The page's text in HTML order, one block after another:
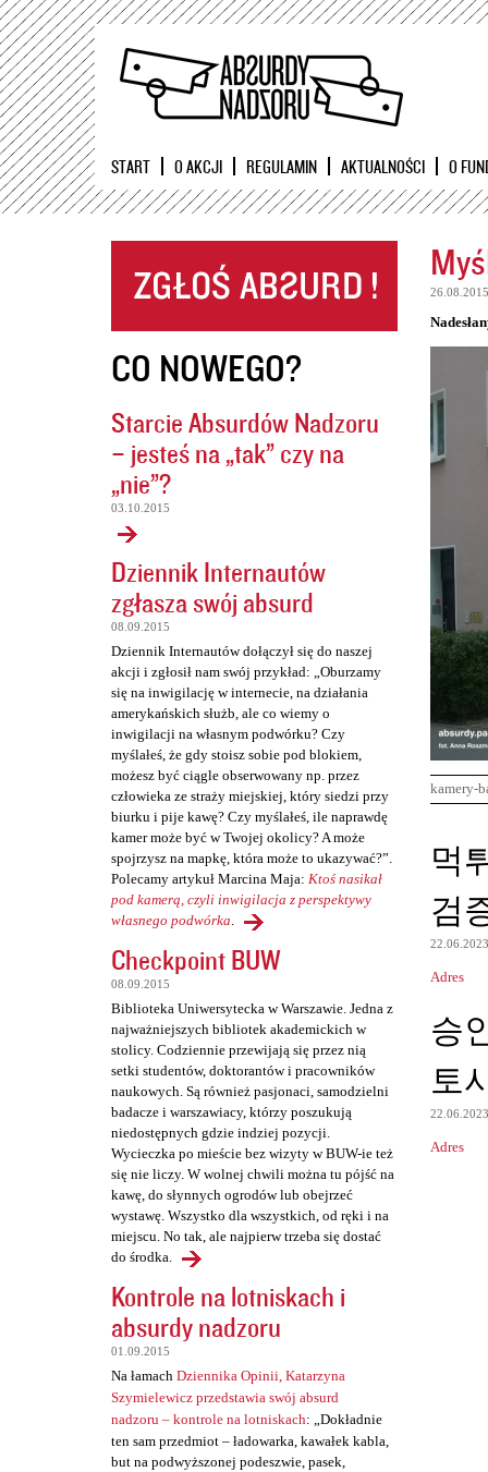
START O AKCJI REGULAMIN AKTUALNOŚCI O
CO NOWEGO?
Starcie Absurdów Nadzoru
– jesteś na „tak” czy na
„nie”?
03.10.2015
Dziennik Internautów
zgłasza swój absurd
08.09.2015
Dziennik Internautów dołączył się do naszej
akcji i zgłosił nam swój przykład: „Oburzamy
się na inwigilację w internecie, na działania
amerykańskich służb, ale co wiemy o
inwigilacji na własnym podwórku? Czy
myślałeś, że gdy stoisz sobie pod blokiem,
możesz być ciągle obserwowany np. przez
człowieka ze straży miejskiej, który siedzi przy
biurku i pije kawę? Czy myślałeś, ile naprawdę
kamer może być w Twojej okolicy? A może
spojrzysz na mapkę, która może to ukazywać?”.
Polecamy artykuł Marcina Maja: Ktoś nasikał
pod kamerą, czyli inwigilacja z perspektywy
własnego podwórka.
Checkpoint BUW
08.09.2015
Biblioteka Uniwersytecka w Warszawie. Jedna z
najważniejszych bibliotek akademickich w
stolicy. Codziennie przewijają się przez nią
setki studentów, doktorantów i pracowników
naukowych. Są również pasjonaci, samodzielni
badacze i warszawiacy, którzy poszukują
niedostępnych gdzie indziej pozycji.
Wycieczka po mieście bez wizyty w BUW-ie też
się nie liczy. W wolnej chwili można tu pójść na
kawę, do słynnych ogrodów lub obejrzeć
wystawę. Wszystko dla wszystkich, od ręki i na
miejscu. No tak, ale najpierw trzeba się dostać
do środka.
Kontrole na lotniskach i
absurdy nadzoru
01.09.2015
Na łamach Dziennika Opinii, Katarzyna
Szymielewicz przedstawia swój absurd
nadzoru – kontrole na lotniskach: „Dokładnie
ten sam przedmiot – ładowarka, kawałek kabla,
but na podwyższonej podeszwie, pasek,
26.08.2015
kamery-
K
o
m
e
n
a
r
z
e
먹
검
22.06.2023
Adres
승
토
22.06.2023
Adres